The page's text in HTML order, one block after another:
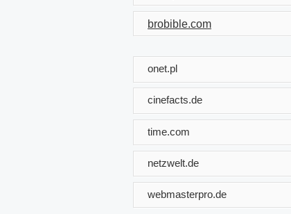
brobible.com
onet.pl
cinefacts.de
time.com
netzwelt.de
webmasterpro.de